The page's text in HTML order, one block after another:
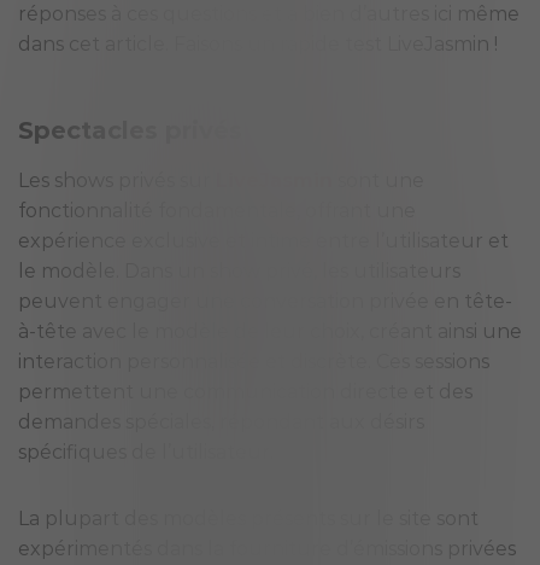
réponses à ces questions et à bien d’autres ici même
dans cet article. Faisons un rapide test LiveJasmin !
Spectacles privés
Les shows privés sur
fonctionnalité fondamentale, offrant une
expérience exclusive et intime entre l’utilisateur et
le modèle. Dans un show privé, les utilisateurs
peuvent engager une conversation privée en tête-
à-tête avec le modèle de leur choix, créant ainsi une
interaction personnalisée et discrète. Ces sessions
permettent une communication directe et des
demandes spéciales, répondant aux désirs
spécifiques de l’utilisateur.
La plupart des modèles présents sur le site sont
expérimentés dans la fourniture d’émissions privées